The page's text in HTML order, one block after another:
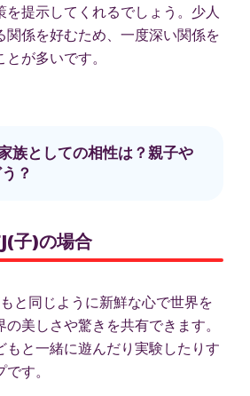
を提示してくれるでしょう。少人
関係を好むため、一度深い関係を
が多いです。
族としての相性は？親子や
？
子)の場合
と同じように新鮮な心で世界を
美しさや驚きを共有できます。
もと一緒に遊んだり実験したりす
す。